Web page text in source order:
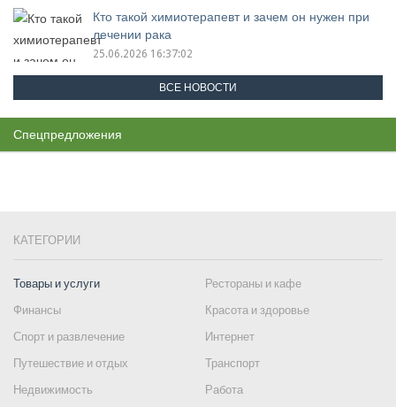
Кто такой химиотерапевт и зачем он нужен при
лечении рака
25.06.2026 16:37:02
ВСЕ НОВОСТИ
Спецпредложения
КАТЕГОРИИ
Товары и услуги
Рестораны и кафе
Финансы
Красота и здоровье
Спорт и развлечение
Интернет
Путешествие и отдых
Транспорт
Недвижимость
Работа